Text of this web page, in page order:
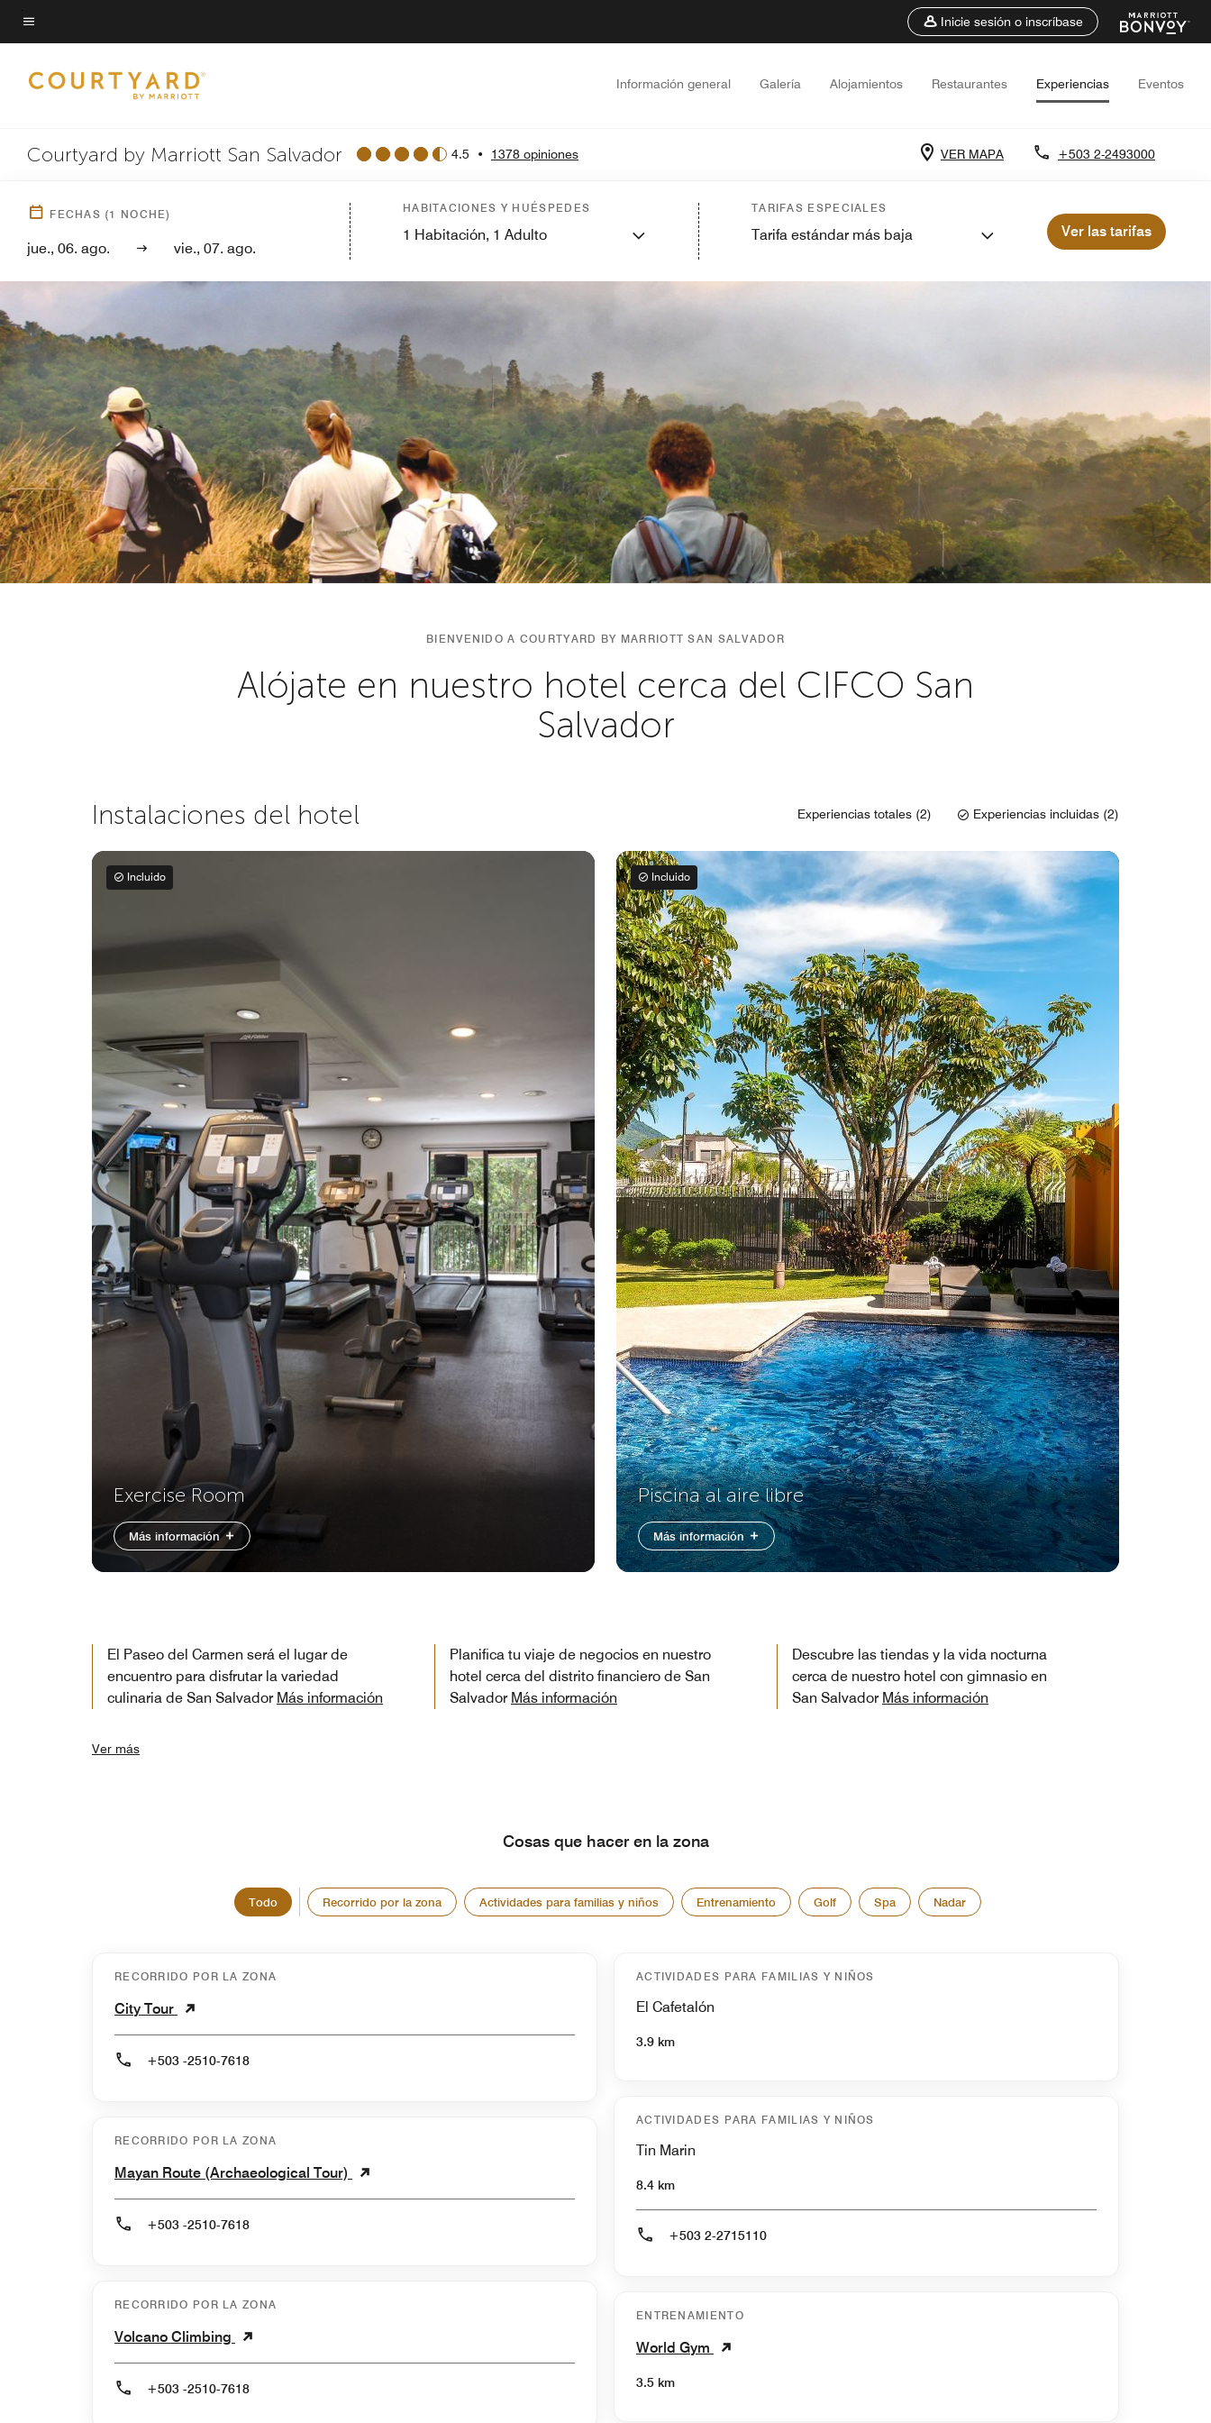
Skip
to
content
Texto del menú
Inicie sesión o inscríbase
Información general Galería Alojamientos Restaurantes Experiencias Eventos
Courtyard by Marriott San Salvador 4.5 • 1378 opiniones VER MAPA +503 2-2493000
FECHAS (1 NOCHE)
jue., 06. ago. vie., 07. ago.
HABITACIONES Y HUÉSPEDES
1 Habitación, 1 Adulto
TARIFAS ESPECIALES
Tarifa estándar más baja Ver las tarifas
BIENVENIDO A COURTYARD BY MARRIOTT SAN SALVADOR
Alójate en nuestro hotel cerca del CIFCO San
Salvador
Instalaciones del hotel Experiencias totales (2) Experiencias incluidas (2)
Incluido
Exercise Room
Más información
Incluido
Piscina al aire libre
Más información
El Paseo del Carmen será el lugar de
encuentro para disfrutar la variedad
culinaria de San Salvador Más información
Planifica tu viaje de negocios en nuestro
hotel cerca del distrito financiero de San
Salvador Más información
Descubre las tiendas y la vida nocturna
cerca de nuestro hotel con gimnasio en
San Salvador Más información
Ver más
Cosas que hacer en la zona
Todo Recorrido por la zona Actividades para familias y niños Entrenamiento Golf Spa Nadar
RECORRIDO POR LA ZONA
City Tour
+503 -2510-7618
RECORRIDO POR LA ZONA
Mayan Route (Archaeological Tour)
+503 -2510-7618
RECORRIDO POR LA ZONA
Volcano Climbing
+503 -2510-7618
ACTIVIDADES PARA FAMILIAS Y NIÑOS
El Cafetalón
3.9 km
ACTIVIDADES PARA FAMILIAS Y NIÑOS
Tin Marin
8.4 km
+503 2-2715110
ENTRENAMIENTO
World Gym
3.5 km